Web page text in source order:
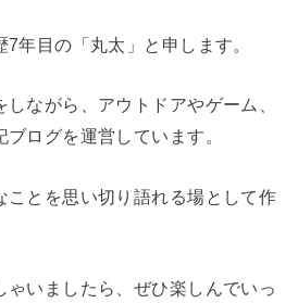
年目の「丸太」と申します。
ながら、アウトドアやゲーム、
ログを運営しています。
ことを思い切り語れる場として作
ゃいましたら、ぜひ楽しんでいっ